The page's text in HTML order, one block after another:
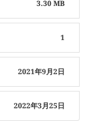
3.30 MB
1
2021年9月2日
2022年3月25日